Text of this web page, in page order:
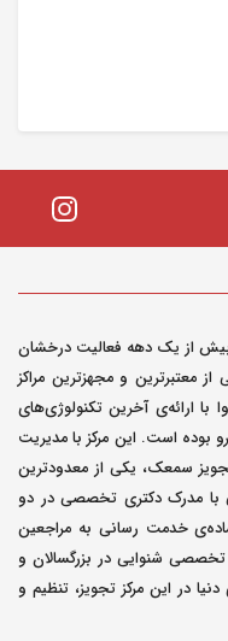
ممنون میشم جپاسخ بدید
از مشکلات
معالج عفونت را رد
التهاب یا آلرژی،
دیگری در گوش میانی
باشد. در این شرایط،
می‌کنم: 1. مشاوره با متخصص گوش
هنوز به یک متخصص
نکرده‌اید، این کار
از یک دهه فعالیت درخشان
معتبرترین و مجهزترین مراکز
ارائه‌ی آخرین تکنولوژی‌های
بوده است. این مرکز با مدیریت
سمعک، یکی از معدودترین
با مدرک دکتری تخصصی در دو
خدمت رسانی به مراجعین
تخصصی شنوایی در بزرگسالان و
در این مرکز تجویز، تنظیم و